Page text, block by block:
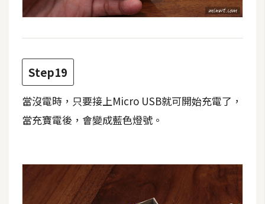
Step19
當沒電時，只要接上Micro USB就可開始充電了，
當充寶電後，會變成藍色燈號。